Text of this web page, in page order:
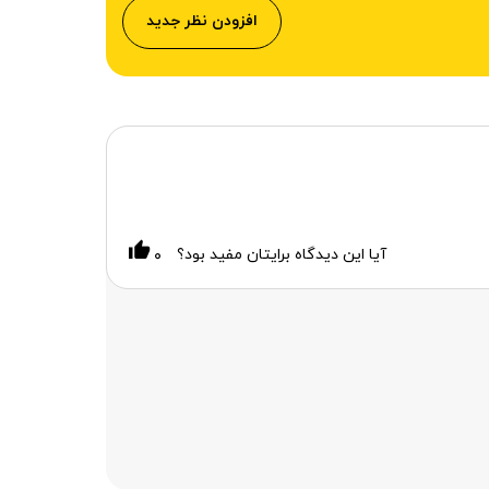
افزودن نظر جدید
آیا این دیدگاه برایتان مفید بود؟ ۰